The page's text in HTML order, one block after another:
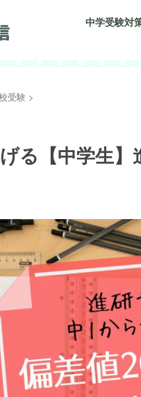
中学受験対
受験 >
る【中学生